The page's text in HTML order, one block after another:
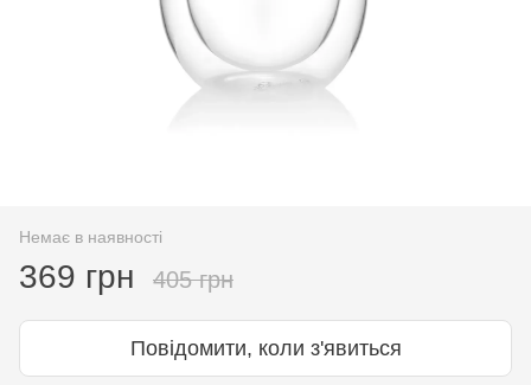
Немає в наявності
369 грн 405 грн
Повідомити, коли з'явиться